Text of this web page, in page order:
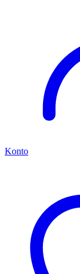
Konto